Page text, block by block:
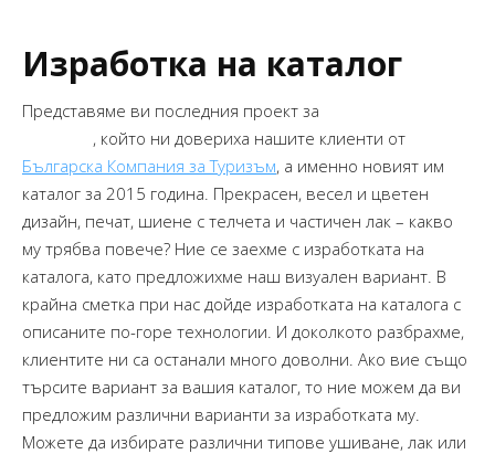
Изработка на каталог
Представяме ви последния проект за
, който ни довериха нашите клиенти от
Българска Компания за Туризъм, а именно новият им
каталог за 2015 година. Прекрасен, весел и цветен
дизайн, печат, шиене с телчета и частичен лак – какво
му трябва повече? Ние се заехме с изработката на
каталога, като предложихме наш визуален вариант. В
крайна сметка при нас дойде изработката на каталога с
описаните по-горе технологии. И доколкото разбрахме,
клиентите ни са останали много доволни. Ако вие също
търсите вариант за вашия каталог, то ние можем да ви
предложим различни варианти за изработката му.
Можете да избирате различни типове ушиване, лак или